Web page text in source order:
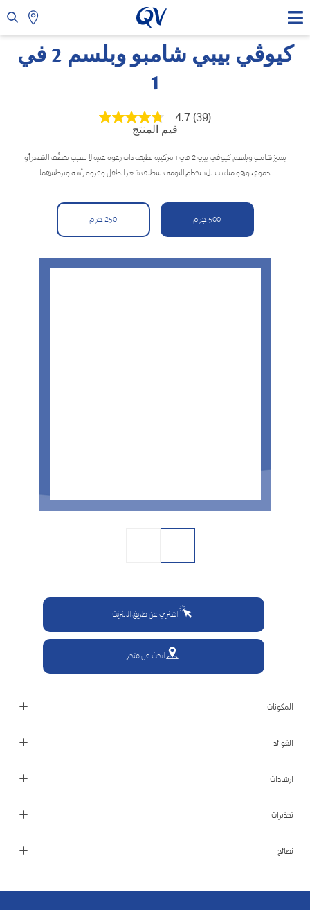
كيوڤي بيبي شامبو وبلسم 2 في
1
متوسط
هو
4.7
من
نجوم.
39
Reviews.
نفس
الصفحة.
4.7 (39)
قيم المنتج
يتميز شامبو وبلسم كيوڤي بيبي 2 في 1 بتركيبة لطيفة ذات رغوة غنية لا تسبب تقصُّف الشعر أو
الدموع، وهو مناسب للاستخدام اليومي لتنظيف شعر الطفل وفروة رأسه وترطيبهما.
500 جرام 250 جرام
اشتري عن طريق الانترنت
ابحث عن متجر:
المكونات
الفوائد
ارشادات
تحذيرات
نصائح